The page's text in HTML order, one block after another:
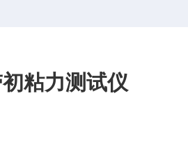
粘力测试仪